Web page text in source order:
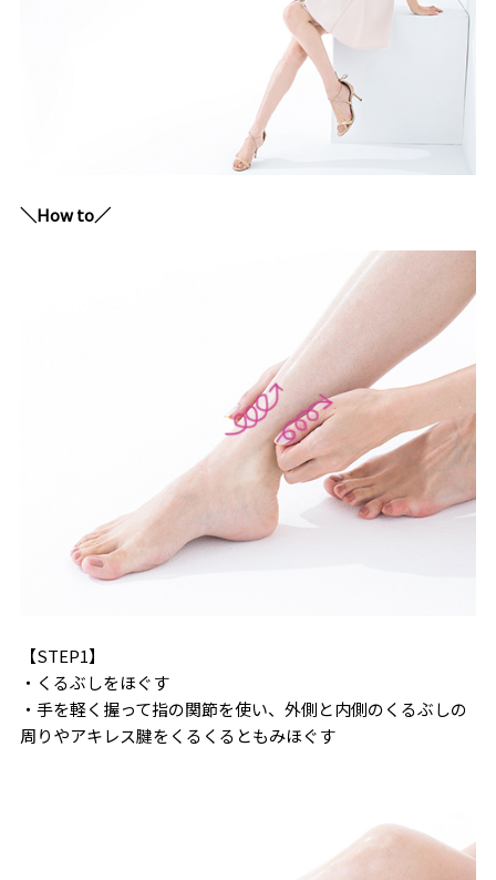
＼How to／
【STEP1】
・くるぶしをほぐす
・手を軽く握って指の関節を使い、外側と内側のくるぶしの
周りやアキレス腱をくるくるともみほぐす